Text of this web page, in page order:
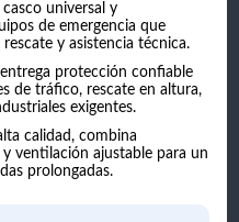
universal y
de emergencia que
y asistencia técnica.
protección confiable
de tráfico, rescate en altura,
exigentes.
calidad, combina
ventilación ajustable para un
prolongadas.